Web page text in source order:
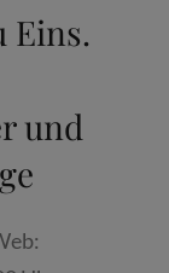
Eins.
und